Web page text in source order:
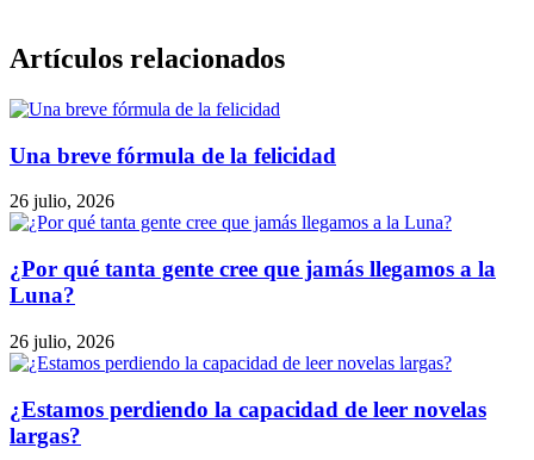
Artículos relacionados
Una breve fórmula de la felicidad
26 julio, 2026
¿Por qué tanta gente cree que jamás llegamos a la
Luna?
26 julio, 2026
¿Estamos perdiendo la capacidad de leer novelas
largas?